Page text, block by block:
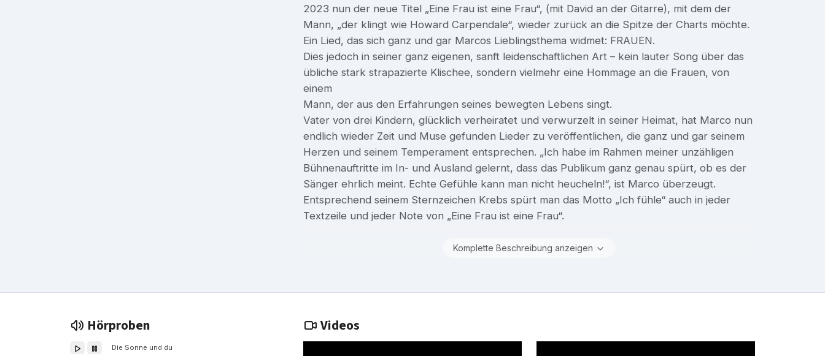
2023 nun der neue Titel „Eine Frau ist eine Frau“, (mit David an der Gitarre), mit dem der
Mann, „der klingt wie Howard Carpendale“, wieder zurück an die Spitze der Charts möchte.
Ein Lied, das sich ganz und gar Marcos Lieblingsthema widmet: FRAUEN.
Dies jedoch in seiner ganz eigenen, sanft leidenschaftlichen Art – kein lauter Song über das
übliche stark strapazierte Klischee, sondern vielmehr eine Hommage an die Frauen, von
einem
Mann, der aus den Erfahrungen seines bewegten Lebens singt.
Vater von drei Kindern, glücklich verheiratet und verwurzelt in seiner Heimat, hat Marco nun
endlich wieder Zeit und Muse gefunden Lieder zu veröffentlichen, die ganz und gar seinem
Herzen und seinem Temperament entsprechen. „Ich habe im Rahmen meiner unzähligen
Bühnenauftritte im In- und Ausland gelernt, dass das Publikum ganz genau spürt, ob es der
Sänger ehrlich meint. Echte Gefühle kann man nicht heucheln!“, ist Marco überzeugt.
Entsprechend seinem Sternzeichen Krebs spürt man das Motto „Ich fühle“ auch in jeder
Textzeile und jeder Note von „Eine Frau ist eine Frau“.
Komplette Beschreibung anzeigen
Hörproben
Die Sonne und du
Videos